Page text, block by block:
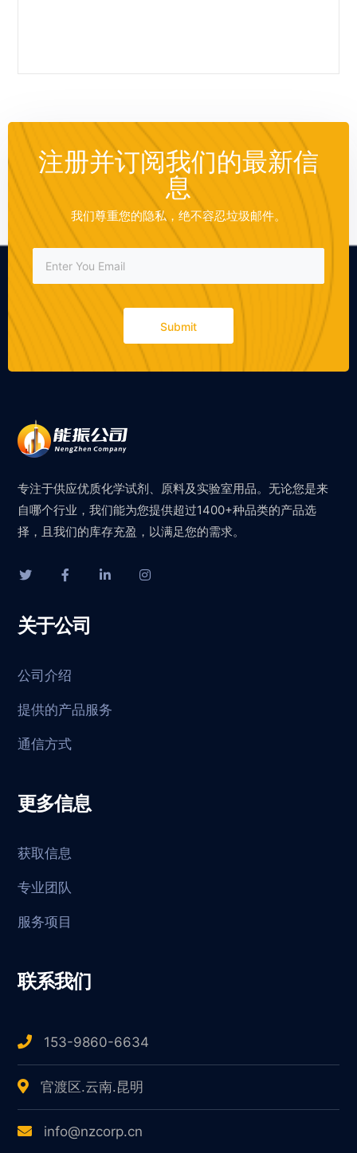
注册并订阅我们的最新信
息
我们尊重您的隐私，绝不容忍垃圾邮件。
Submit
专注于供应优质化学试剂、原料及实验室用品。无论您是来
自哪个行业，我们能为您提供超过1400+种品类的产品选
择，且我们的库存充盈，以满足您的需求。
关于公司
公司介绍
提供的产品服务
通信方式
更多信息
获取信息
专业团队
服务项目
联系我们
153-9860-6634
官渡区.云南.昆明
info@nzcorp.cn